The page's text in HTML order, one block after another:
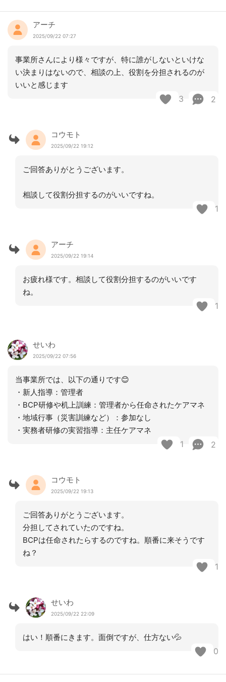
アーチ
2025/09/22 07:27
事業所さんにより様々ですが、特に誰がしないといけな
い決まりはないので、相談の上、役割を分担されるのが
いいと感じます
3 2
コウモト
2025/09/22 19:12
ご回答ありがとうございます。
相談して役割分担するのがいいですね。
1
アーチ
2025/09/22 19:14
お疲れ様です。相談して役割分担するのがいいです
ね。
1
せいわ
2025/09/22 07:56
当事業所では、以下の通りです😊
・新人指導：管理者
・BCP研修や机上訓練：管理者から任命されたケアマネ
・地域行事（災害訓練など）：参加なし
・実務者研修の実習指導：主任ケアマネ
1 2
コウモト
2025/09/22 19:13
ご回答ありがとうございます。
分担してされていたのですね。
BCPは任命されたらするのですね。順番に来そうです
ね？
1
せいわ
2025/09/22 22:09
はい！順番にきます。面倒ですが、仕方ない💦
0